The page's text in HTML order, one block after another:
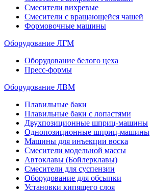
Смесители вихревые
Смесители с вращающейся чашей
Формовочные машины
Оборудование ЛГМ
Оборудование белого цеха
Пресс-формы
Оборудование ЛВМ
Плавильные баки
Плавильные баки с лопастями
Двухпозиционные шприц-машины
Однопозиционные шприц-машины
Машины для инъекции воска
Смесители модельной массы
Автоклавы (Бойлерклавы)
Смесители для суспензии
Оборудование для обсыпки
Установки кипящего слоя